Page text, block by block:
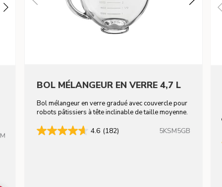
BOL MÉLANGEUR EN VERRE 4,7 L
Bol mélangeur en verre gradué avec couvercle pour
robots pâtissiers à tête inclinable de taille moyenne.
4.6 (182) 5KSM5GB